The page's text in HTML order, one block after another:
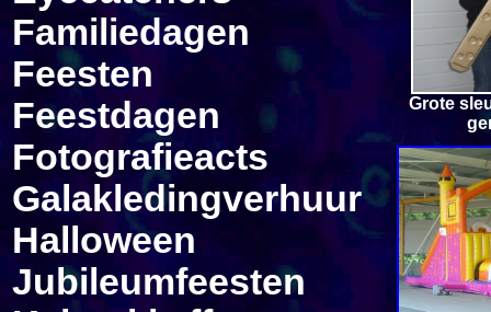
Familiedagen
Feesten
Feestdagen
Fotografieacts
Galakledingverhuur
Halloween
Jubileumfeesten
Grote